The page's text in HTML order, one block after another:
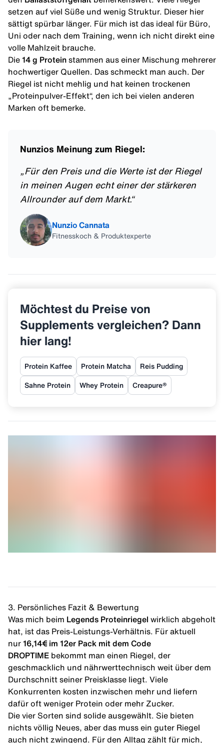
setzen auf viel Süße und wenig Struktur. Dieser hier
sättigt spürbar länger. Für mich ist das ideal für Büro,
Uni oder nach dem Training, wenn ich nicht direkt eine
volle Mahlzeit brauche.
Die 14 g Protein stammen aus einer Mischung mehrerer
hochwertiger Quellen. Das schmeckt man auch. Der
Riegel ist nicht mehlig und hat keinen trockenen
„Proteinpulver-Effekt“, den ich bei vielen anderen
Marken oft bemerke.
Nunzios Meinung zum Riegel:
Für den Preis und die Werte ist der Riegel
in meinen Augen echt einer der stärkeren
Allrounder auf dem Markt.“
Nunzio Cannata
Fitnesskoch & Produktexperte
Möchtest du Preise von
Supplements vergleichen? Dann
hier lang!
Protein Kaffee Protein Matcha Reis Pudding
Sahne Protein Whey Protein Creapure®
3. Persönliches Fazit & Bewertung
Was mich beim Legends Proteinriegel wirklich abgeholt
hat, ist das Preis-Leistungs-Verhältnis. Für aktuell
nur 16,14€ im 12er Pack mit dem Code
DROPTIME bekommt man einen Riegel, der
geschmacklich und nährwerttechnisch weit über dem
Durchschnitt seiner Preisklasse liegt. Viele
Konkurrenten kosten inzwischen mehr und liefern
dafür oft weniger Protein oder mehr Zucker.
Die vier Sorten sind solide ausgewählt. Sie bieten
nichts völlig Neues, aber das muss ein guter Riegel
auch nicht zwingend. Für den Alltag zählt für mich,